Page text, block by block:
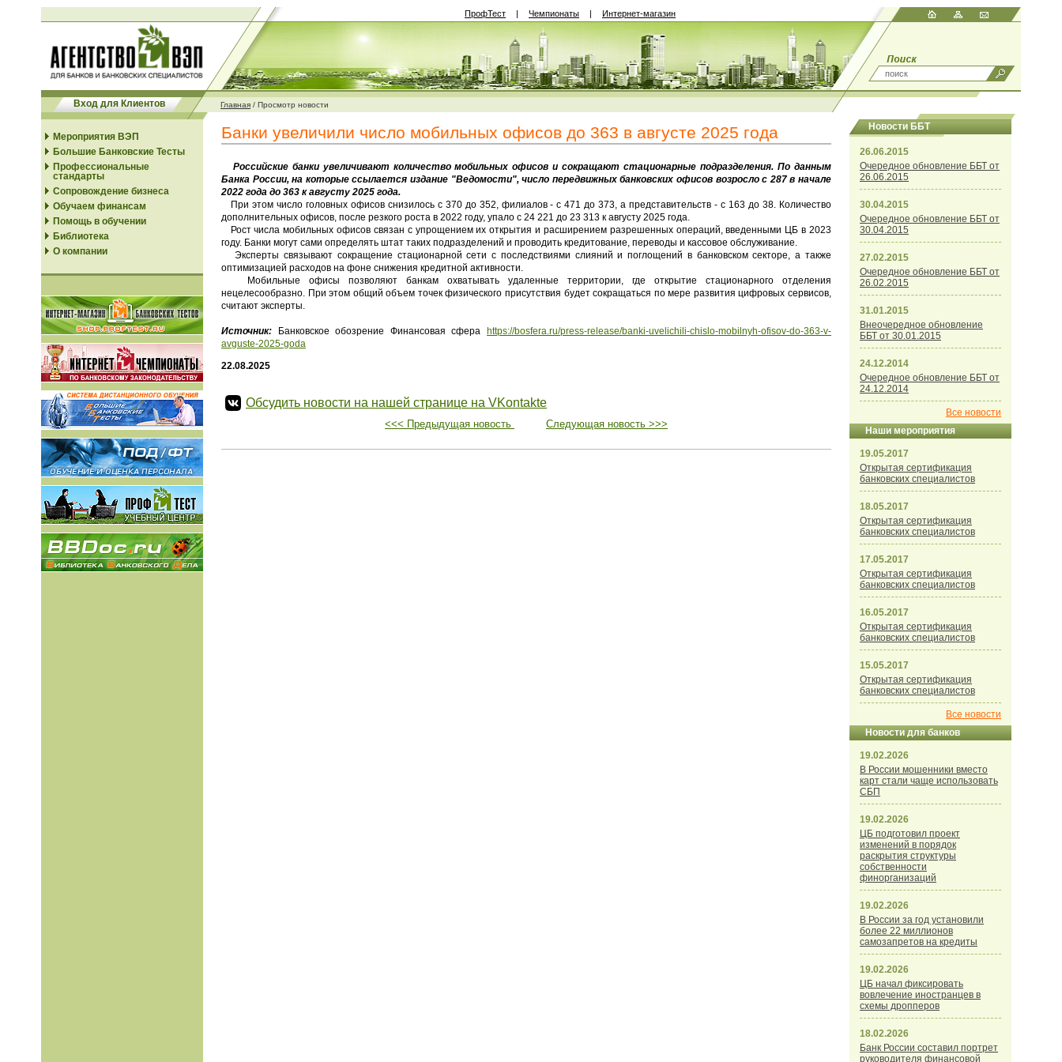
ПрофТест | Чемпионаты | Интернет-магазин
Вход для Клиентов Главная / Просмотр новости
Мероприятия ВЭП
Большие Банковские Тесты
Профессиональные
стандарты
Сопровождение бизнеса
Обучаем финансам
Помощь в обучении
Библиотека
О компании
Банки увеличили число мобильных офисов до 363 в августе 2025 года
Российские банки увеличивают количество мобильных офисов и сокращают стационарные подразделения. По данным
Банка России, на которые ссылается издание "Ведомости", число передвижных банковских офисов возросло с 287 в начале
2022 года до 363 к августу 2025 года.
При этом число головных офисов снизилось с 370 до 352, филиалов - с 471 до 373, а представительств - с 163 до 38. Количество
дополнительных офисов, после резкого роста в 2022 году, упало с 24 221 до 23 313 к августу 2025 года.
Рост числа мобильных офисов связан с упрощением их открытия и расширением разрешенных операций, введенными ЦБ в 2023
году. Банки могут сами определять штат таких подразделений и проводить кредитование, переводы и кассовое обслуживание.
Эксперты связывают сокращение стационарной сети с последствиями слияний и поглощений в банковском секторе, а также
оптимизацией расходов на фоне снижения кредитной активности.
Мобильные офисы позволяют банкам охватывать удаленные территории, где открытие стационарного отделения
нецелесообразно. При этом общий объем точек физического присутствия будет сокращаться по мере развития цифровых сервисов,
считают эксперты.
Источник: Банковское обозрение Финансовая сфера https://bosfera.ru/press-release/banki-uvelichili-chislo-mobilnyh-ofisov-do-363-v-
avguste-2025-goda
22.08.2025
Обсудить новости на нашей странице на VKontakte
<<< Предыдущая новость Следующая новость >>>
Новости ББТ
26.06.2015
Очередное обновление ББТ от
26.06.2015
30.04.2015
Очередное обновление ББТ от
30.04.2015
27.02.2015
Очередное обновление ББТ от
26.02.2015
31.01.2015
Внеочередное обновление
ББТ от 30.01.2015
24.12.2014
Очередное обновление ББТ от
24.12.2014
Все новости
Наши мероприятия
19.05.2017
Открытая сертификация
банковских специалистов
18.05.2017
Открытая сертификация
банковских специалистов
17.05.2017
Открытая сертификация
банковских специалистов
16.05.2017
Открытая сертификация
банковских специалистов
15.05.2017
Открытая сертификация
банковских специалистов
Все новости
Новости для банков
19.02.2026
В России мошенники вместо
карт стали чаще использовать
СБП
19.02.2026
ЦБ подготовил проект
изменений в порядок
раскрытия структуры
собственности
финорганизаций
19.02.2026
В России за год установили
более 22 миллионов
самозапретов на кредиты
19.02.2026
ЦБ начал фиксировать
вовлечение иностранцев в
схемы дропперов
18.02.2026
Банк России составил портрет
руководителя финансовой